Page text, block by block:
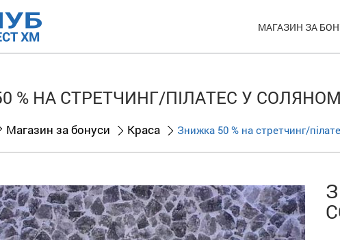
МАГАЗИН ЗА
% НА СТРЕТЧИНГ/ПІЛАТЕС У
Магазин за бонуси Краса Знижка 50 % на стретчинг/